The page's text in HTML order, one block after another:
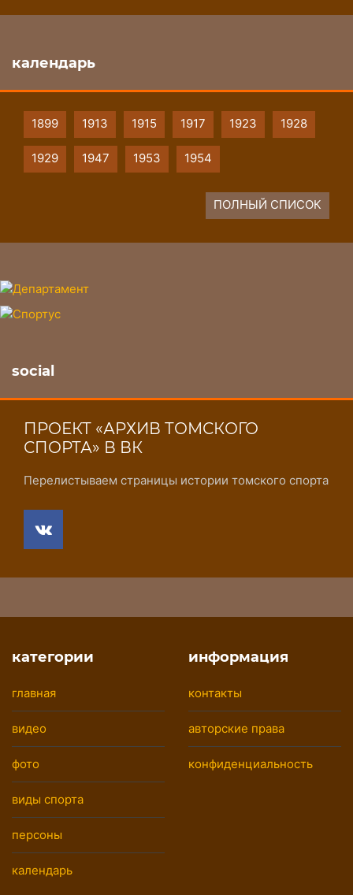
календарь
1899 1913 1915 1917 1923 1928
1929 1947 1953 1954
ПОЛНЫЙ СПИСОК
social
ПРОЕКТ «АРХИВ ТОМСКОГО
СПОРТА» В ВК
Перелистываем страницы истории томского спорта
категории
главная
видео
фото
виды спорта
персоны
календарь
информация
контакты
авторские права
конфиденциальность